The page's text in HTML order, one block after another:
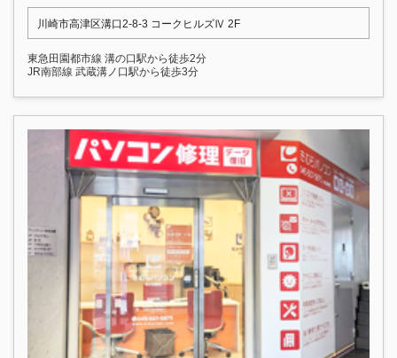
川崎市高津区溝口2-8-3 コークヒルズⅣ 2F
東急田園都市線 溝の口駅から徒歩2分
JR南部線 武蔵溝ノ口駅から徒歩3分